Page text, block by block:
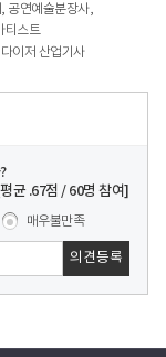
공연예술분장사,
티스트
이저 산업기사
[평균 .67점 / 60명 참여]
매우불만족